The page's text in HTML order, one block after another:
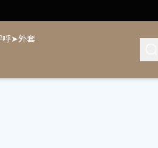
呼➤外套